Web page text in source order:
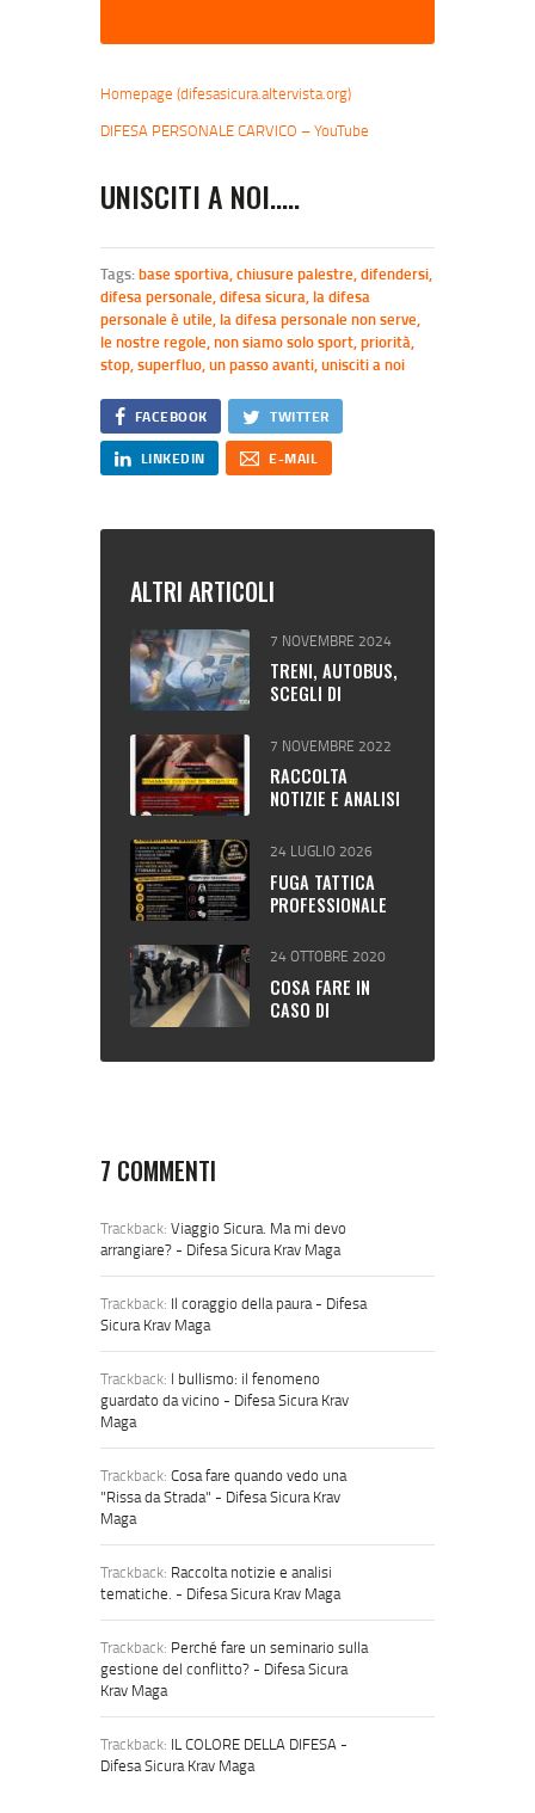
Homepage (difesasicura.altervista.org)
DIFESA PERSONALE CARVICO – YouTube
UNISCITI A NOI…..
Tags:base sportiva,chiusure palestre,difendersi,
difesa personale,difesa sicura, la difesa
personale è utile, la difesa personale non serve,
le nostre regole,non siamo solo sport,priorità,
stop,superfluo,un passo avanti,unisciti a noi
FACEBOOK TWITTER
LINKEDIN E-MAIL
ALTRI ARTICOLI
7 NOVEMBRE 2024
TRENI, AUTOBUS,
SCEGLI DI
SICURO.
7 NOVEMBRE 2022
RACCOLTA
NOTIZIE E ANALISI
24 LUGLIO 2026
FUGA TATTICA
PROFESSIONALE
24 OTTOBRE 2020
COSA FARE IN
CASO DI
7 COMMENTI
Trackback: Viaggio Sicura. Ma mi devo
arrangiare? - Difesa Sicura Krav Maga
Trackback: Il coraggio della paura - Difesa
Sicura Krav Maga
Trackback: l bullismo: il fenomeno
guardato da vicino - Difesa Sicura Krav
Maga
Trackback: Cosa fare quando vedo una
"Rissa da Strada" - Difesa Sicura Krav
Maga
Trackback: Raccolta notizie e analisi
tematiche. - Difesa Sicura Krav Maga
Trackback: Perché fare un seminario sulla
gestione del conflitto? - Difesa Sicura
Krav Maga
Trackback: IL COLORE DELLA DIFESA -
Difesa Sicura Krav Maga